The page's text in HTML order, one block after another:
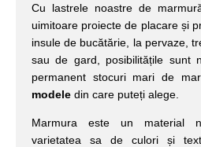
Cu lastrele noastre de
uimitoare proiecte de placare și
insule de bucătărie, la pervaze,
sau de gard, posibilitățile sunt
permanent stocuri mari de
modele din care puteți alege.
Marmura este un material
varietatea sa de culori și